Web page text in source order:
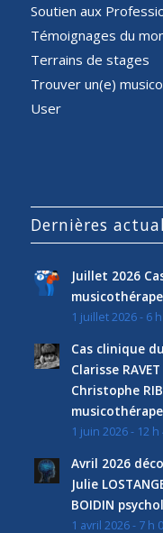
Soutien aux
Témoignages du
Terrains de stages
Trouver un(e)
User
Dernières
Juillet 2026
1 juillet 2026 - 6
Cas clinique
Clarisse
Christophe
1 juin 2026 - 12 h
Avril 2026
Julie
BOIDIN
1 avril 2026 - 7 h